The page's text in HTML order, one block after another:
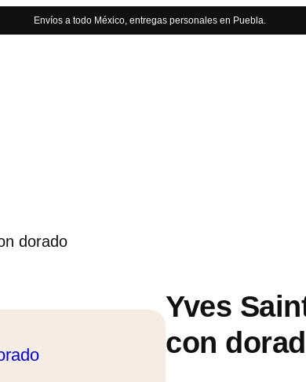
Envíos a todo México, entregas personales en Puebla.
dorado
Yves
con